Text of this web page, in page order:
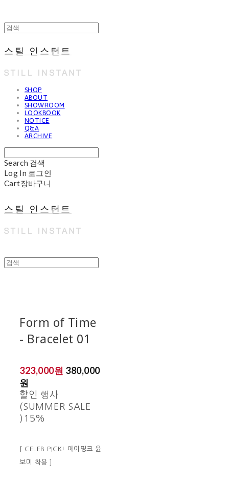
스틸 인스턴트
SHOP
ABOUT
SHOWROOM
LOOKBOOK
NOTICE
Q&A
ARCHIVE
Search 검색
Log In 로그인
Cart장바구니
스틸 인스턴트
Form of Time
- Bracelet 01
323,000원 380,000
원
할인 행사
(SUMMER SALE
) 15%
[ CELEB PICK! 에이핑크 윤
보미 착용 ]